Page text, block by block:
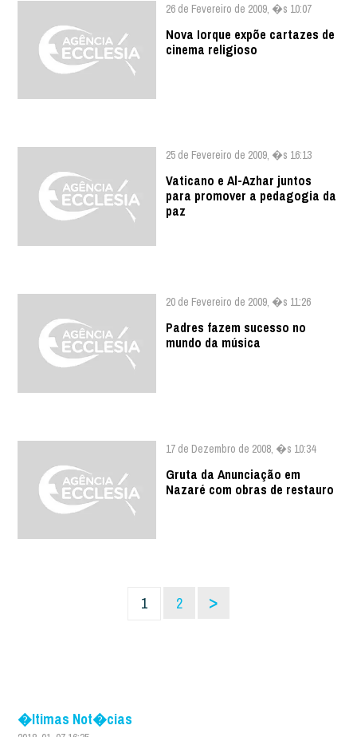
26 de Fevereiro de 2009, �s 10:07
Nova Iorque expõe cartazes de
cinema religioso
25 de Fevereiro de 2009, �s 16:13
Vaticano e Al-Azhar juntos
para promover a pedagogia da
paz
20 de Fevereiro de 2009, �s 11:26
Padres fazem sucesso no
mundo da música
17 de Dezembro de 2008, �s 10:34
Gruta da Anunciação em
Nazaré com obras de restauro
1 2 >
�ltimas Not�cias